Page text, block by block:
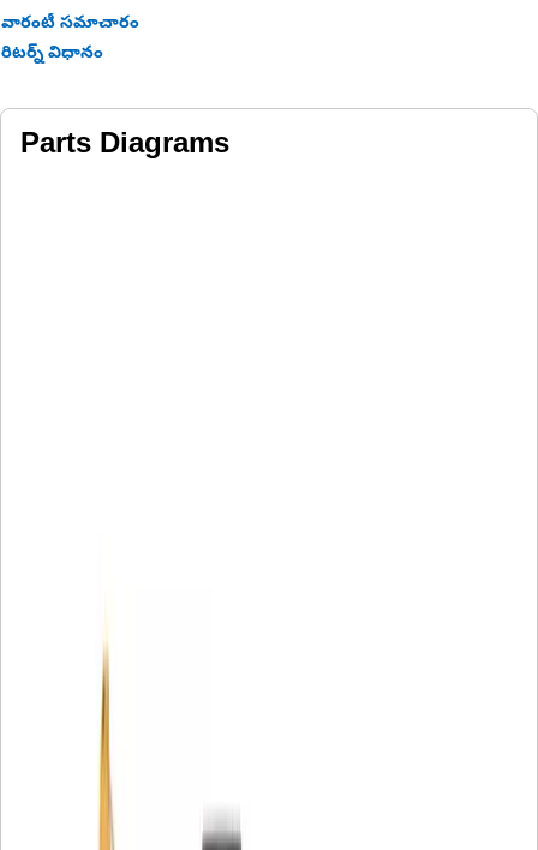
వారంటీ సమాచారం
రిటర్న్ విధానం
Parts Diagrams